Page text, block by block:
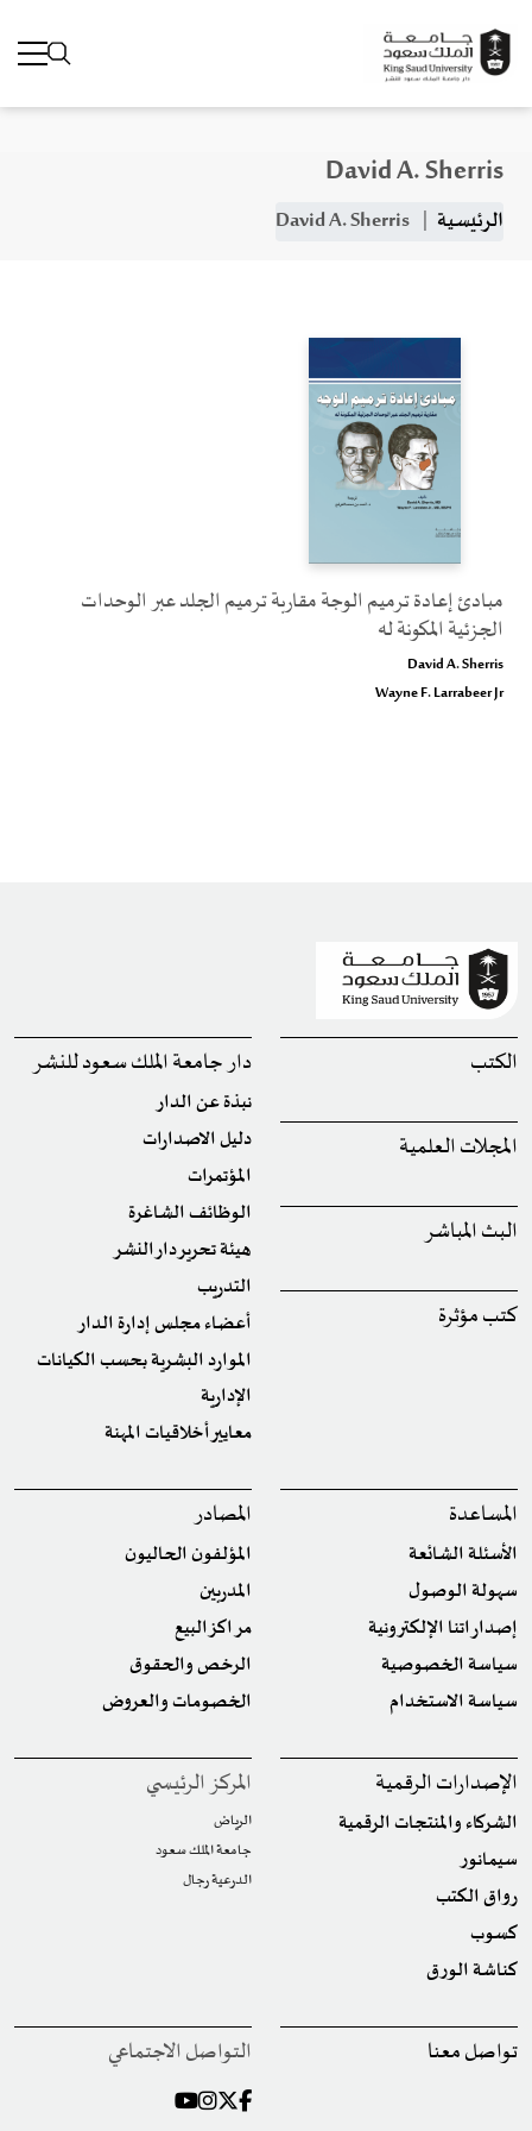
تجاوز إلى المحتوى الرئيسي
David A. Sherris
مسار التنقل
الرئيسية
مبادئ إعادة ترميم الوجة مقاربة ترميم الجلد عبر الوحدات
الجزئية المكونة له
David A. Sherris
Wayne F. Larrabeer Jr
الكتب
المجلات العلمية
البث المباشر
كتب مؤثرة
دار جامعة الملك سعود للنشر
نبذة عن الدار
دليل الاصدارات
المؤتمرات
الوظائف الشاغرة
هيئة تحرير دار النشر
التدريب
أعضاء مجلس إدارة الدار
الموارد البشرية بحسب الكيانات
الإدارية
معايير أخلاقيات المهنة
المساعدة
الأسئلة الشائعة
سهولة الوصول
إصداراتنا الإلكترونية
سياسة الخصوصية
سياسة الاستخدام
المصادر
المؤلفون الحاليون
المدربين
مراكز البيع
الرخص والحقوق
الخصومات والعروض
الإصدارات الرقمية
الشركاء والمنتجات الرقمية
سيمانور
رواق الكتب
كسوب
كناشة الورق
المركز الرئيسي
الرياض
جامعة الملك سعود
الدرعية رجال
تواصل معنا التواصل الاجتماعي